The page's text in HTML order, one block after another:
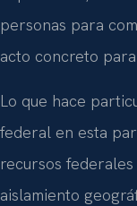
personas para
acto concreto
Lo que hace
federal en esta
recursos
aislamiento